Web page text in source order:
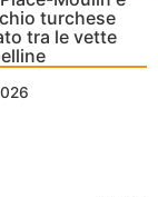
turchese
tra le vette